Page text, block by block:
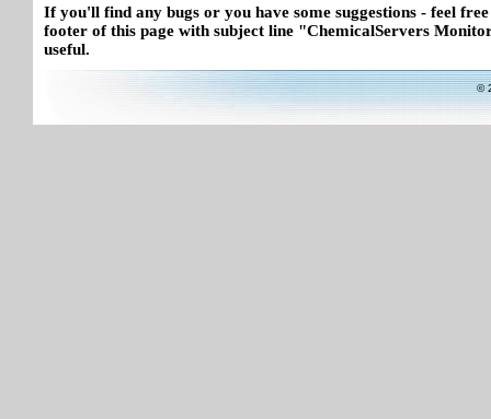
If you'll find any bugs or you have some suggestions - feel
footer of this page with subject line "ChemicalServers
useful.
©